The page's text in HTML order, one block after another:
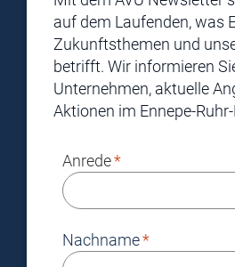
auf dem Laufenden, was
Zukunftsthemen und
betrifft. Wir informieren
Unternehmen, aktuelle
Aktionen im Ennepe-
Anrede
Nachname